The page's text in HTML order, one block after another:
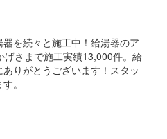
を続々と施工中！給湯器のア
げさまで施工実績13,000件。給
りがとうございます！スタッ
。